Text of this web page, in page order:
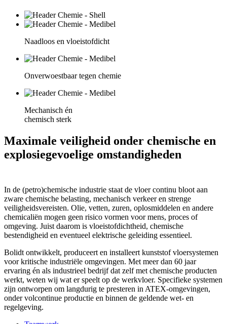
Naadloos en vloeistofdicht
Onverwoestbaar tegen chemie
Mechanisch én
chemisch sterk
Maximale veiligheid onder chemische en
explosiegevoelige omstandigheden
In de (petro)chemische industrie staat de vloer continu bloot aan
zware chemische belasting, mechanisch verkeer en strenge
veiligheidsvereisten. Olie, vetten, zuren, oplosmiddelen en andere
chemicaliën mogen geen risico vormen voor mens, proces of
omgeving. Juist daarom is vloeistofdichtheid, chemische
bestendigheid en eventueel elektrische geleiding essentieel.
Bolidt ontwikkelt, produceert en installeert kunststof vloersystemen
voor kritische industriële omgevingen. Met meer dan 60 jaar
ervaring én als industrieel bedrijf dat zelf met chemische producten
werkt, weten wij wat er speelt op de werkvloer. Specifieke systemen
zijn ontworpen om langdurig te presteren in ATEX-omgevingen,
onder volcontinue productie en binnen de geldende wet- en
regelgeving.